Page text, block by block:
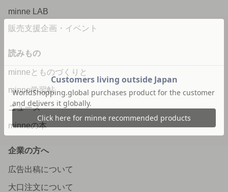
minne LAB
販売支援企画・イベント
読みもの
minneとものづくりと
minne学習帖
ニュース
minneの本
企業の方へ
広告出稿について
大口注文について